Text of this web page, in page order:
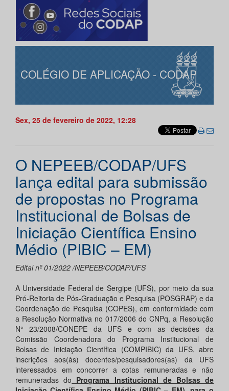
COLÉGIO DE APLICAÇÃO - CODAP
Sex, 25 de fevereiro de 2022, 12:28
O NEPEEB/CODAP/UFS
lança edital para submissão
de propostas no Programa
Institucional de Bolsas de
Iniciação Científica Ensino
Médio (PIBIC – EM)
Edital nº 01/2022 /NEPEEB/CODAP/UFS
A Universidade Federal de Sergipe (UFS), por meio da sua
Pró-Reitoria de Pós-Graduação e Pesquisa (POSGRAP) e da
Coordenação de Pesquisa (COPES), em conformidade com
a Resolução Normativa no 017/2006 do CNPq, a Resolução
N° 23/2008/CONEPE da UFS e com as decisões da
Comissão Coordenadora do Programa Institucional de
Bolsas de Iniciação Científica (COMPIBIC) da UFS, abre
inscrições aos(às) docentes/pesquisadores(as) da UFS
interessados em concorrer a cotas remuneradas e não
remuneradas do Programa Institucional de Bolsas de